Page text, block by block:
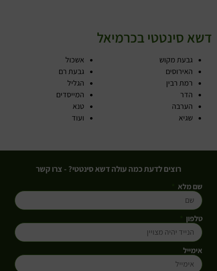
דשא סינטטי בכרמיאל
גבעת מקוש
האירוסים
רמת רבין
הדר
הערבה
שגיא
אשכול
גבעת רם
הגליל
המייסדים
טנא
ועוד
רוצים לדעת כמה עולה דשא סינטטי? - צרו קשר
שם מלא
טלפון
אימייל